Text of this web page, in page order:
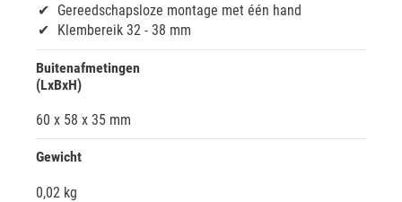
Gereedschapsloze montage met één hand
Klembereik 32 - 38 mm
Buitenafmetingen
(LxBxH)
60 x 58 x 35 mm
Gewicht
0,02 kg